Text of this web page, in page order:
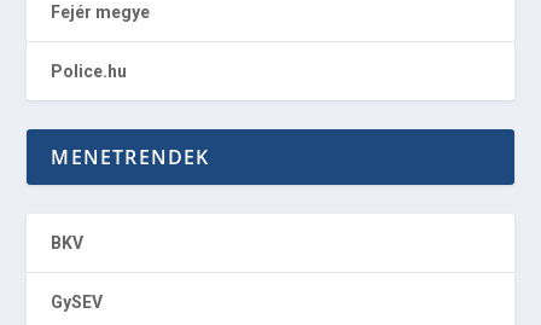
Fejér megye
Police.hu
MENETRENDEK
BKV
GySEV